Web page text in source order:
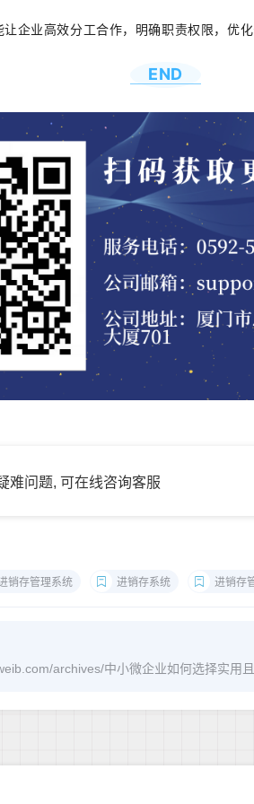
企业高效分工合作，明确职责权限，优化
END
难问题, 可在线咨询客服
销存管理系统 进销存系统 进销存
archives/中小微企业如何选择实用